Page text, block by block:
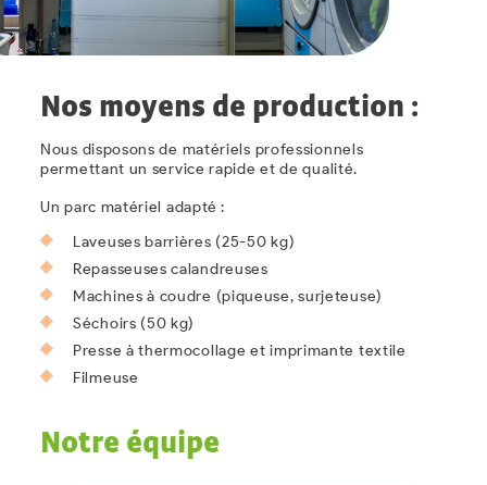
Nos moyens de production :
Nous disposons de matériels professionnels
permettant un service rapide et de qualité.
Un parc matériel adapté :
Laveuses barrières (25-50 kg)
Repasseuses calandreuses
Machines à coudre (piqueuse, surjeteuse)
Séchoirs (50 kg)
Presse à thermocollage et imprimante textile
Filmeuse
Notre équipe